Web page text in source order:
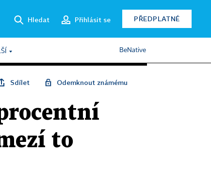
Hledat Přihlásit se PŘEDPLATNÉ
BeNative
Sdílet Odemknout známému
to